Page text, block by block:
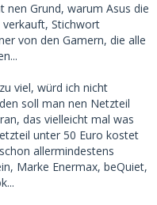
nen Grund, warum Asus die
Stichwort
von den Gamern, die alle
viel, würd ich nicht
soll man nen Netzteil
das vielleicht mal was
unter 50 Euro kostet
allermindestens
Marke Enermax, beQuiet,